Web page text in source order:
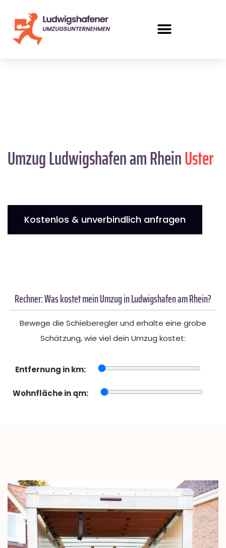
Umzug Ludwigshafen am RheinUster
Kostenlos & unverbindlich anfragen
Rechner: Was kostet mein Umzug in Ludwigshafen am Rhein?
Bewege die Schieberegler und erhalte eine grobe
Schätzung, wie viel dein Umzug kostet:
Entfernung in km:
Wohnfläche in qm: